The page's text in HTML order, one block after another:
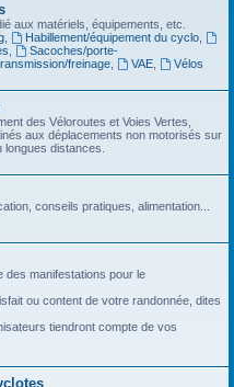
aux matériels, équipements, etc.
, Habillement/équipement du cyclo,
Sacoches/porte-
freinage, VAE,
Vélos
des Véloroutes et Voies Vertes,
aux déplacements non motorisés sur
distances.
conseils pratiques, alimentation...
des manifestations pour le
ou content de votre randonnée, dites
tiendront compte de vos